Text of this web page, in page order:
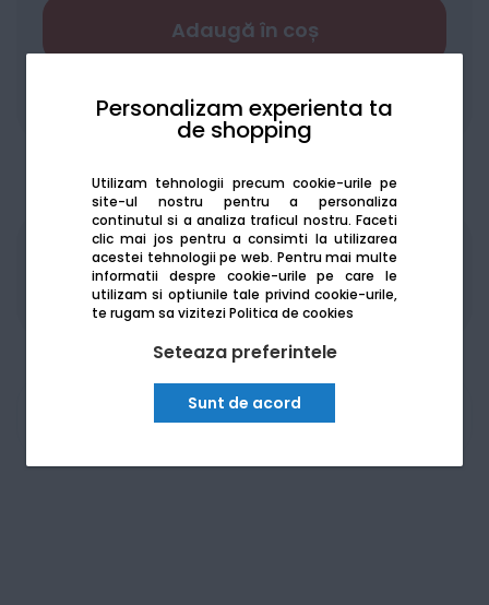
Personalizam experienta ta
de shopping
Utilizam tehnologii precum cookie-urile pe
site-ul nostru pentru a personaliza
continutul si a analiza traficul nostru. Faceti
clic mai jos pentru a consimti la utilizarea
acestei tehnologii pe web. Pentru mai multe
informatii despre cookie-urile pe care le
utilizam si optiunile tale privind cookie-urile,
te rugam sa viziteziPolitica de cookies
Seteaza preferintele
Sunt de acord
Adaugă în coș
Adaugă la favorite Compară
Produsele sunt disponibile pe platforma de
achizitii publice SEAP/SICAP
Am nevoie de ajutor